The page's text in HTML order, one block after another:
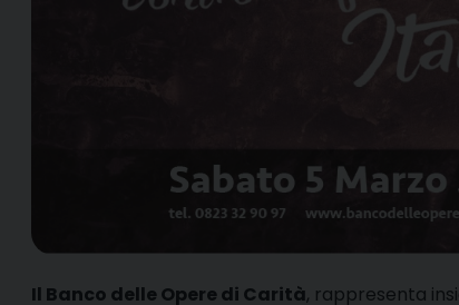
Il Banco delle Opere di Carità, rappresenta